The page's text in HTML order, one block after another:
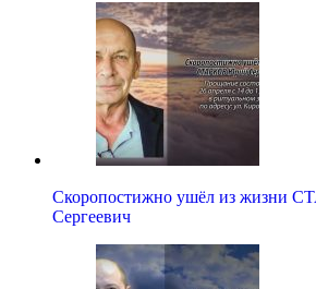
Скоропостижно ушёл из жизни
Сергеевич